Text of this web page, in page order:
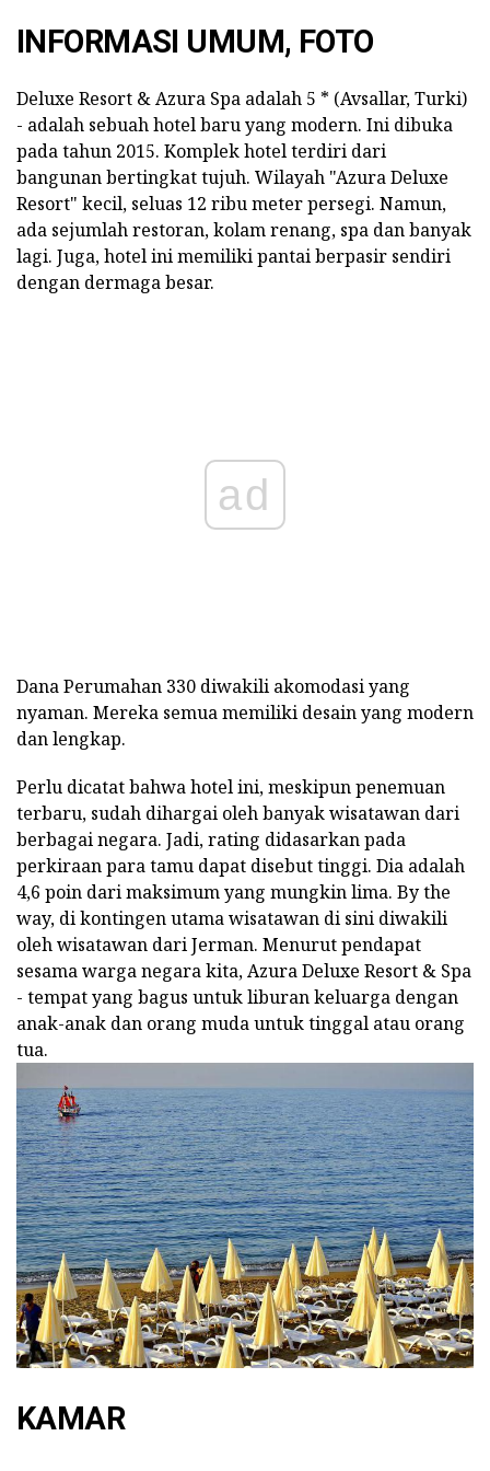
INFORMASI UMUM, FOTO
Deluxe Resort & Azura Spa adalah 5 * (Avsallar, Turki)
- adalah sebuah hotel baru yang modern. Ini dibuka
pada tahun 2015. Komplek hotel terdiri dari
bangunan bertingkat tujuh. Wilayah "Azura Deluxe
Resort" kecil, seluas 12 ribu meter persegi. Namun,
ada sejumlah restoran, kolam renang, spa dan banyak
lagi. Juga, hotel ini memiliki pantai berpasir sendiri
dengan dermaga besar.
ad
Dana Perumahan 330 diwakili akomodasi yang
nyaman. Mereka semua memiliki desain yang modern
dan lengkap.
Perlu dicatat bahwa hotel ini, meskipun penemuan
terbaru, sudah dihargai oleh banyak wisatawan dari
berbagai negara. Jadi, rating didasarkan pada
perkiraan para tamu dapat disebut tinggi. Dia adalah
4,6 poin dari maksimum yang mungkin lima. By the
way, di kontingen utama wisatawan di sini diwakili
oleh wisatawan dari Jerman. Menurut pendapat
sesama warga negara kita, Azura Deluxe Resort & Spa
- tempat yang bagus untuk liburan keluarga dengan
anak-anak dan orang muda untuk tinggal atau orang
tua.
KAMAR